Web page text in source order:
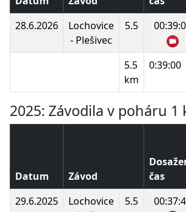
28.6.2026
Lochovice
- Plešivec
5.5
5.5
km
0:39:00
2025: Závodila v poháru 1
Datum Závod
čas
29.6.2025
Lochovice
5.5